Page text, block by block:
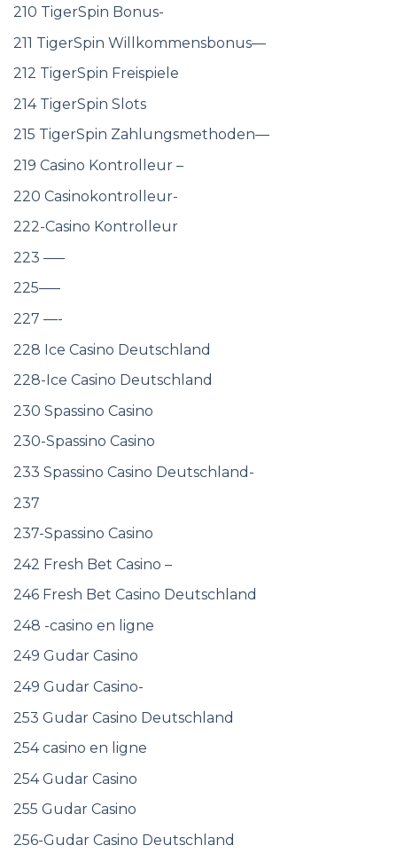
210 TigerSpin Bonus-
211 TigerSpin Willkommensbonus—
212 TigerSpin Freispiele
214 TigerSpin Slots
215 TigerSpin Zahlungsmethoden—
219 Casino Kontrolleur –
220 Casinokontrolleur-
222-Casino Kontrolleur
223 —–
225—–
227 —-
228 Ice Casino Deutschland
228-Ice Casino Deutschland
230 Spassino Casino
230-Spassino Casino
233 Spassino Casino Deutschland-
237
237-Spassino Casino
242 Fresh Bet Casino –
246 Fresh Bet Casino Deutschland
248 -casino en ligne
249 Gudar Casino
249 Gudar Casino-
253 Gudar Casino Deutschland
254 casino en ligne
254 Gudar Casino
255 Gudar Casino
256-Gudar Casino Deutschland